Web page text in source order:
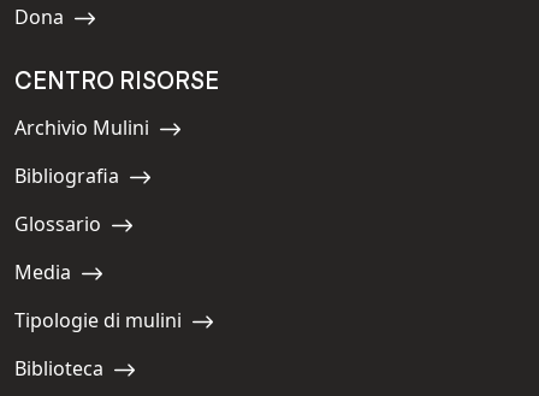
Navigate to:
Dona
CENTRO RISORSE
Navigate to:
Archivio Mulini
Navigate to:
Bibliografia
Navigate to:
Glossario
Navigate to:
Media
Navigate to:
Tipologie di mulini
Navigate to:
Biblioteca